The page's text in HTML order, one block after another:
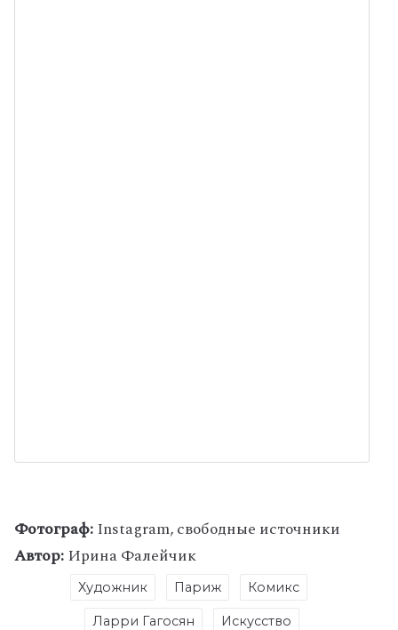
Фотограф:Instagram, свободные источники
Автор:Ирина Фалейчик
Художник Париж Комикс
Ларри Гагосян Искусство